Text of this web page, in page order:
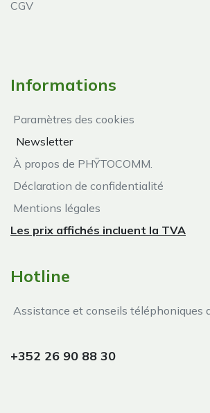
CGV
Informations
Paramètres des cookies
Newsletter
À propos de PHŸTOCOMM.
Déclaration de confidentialité
Mentions légales
Les prix affichés incluent la TVA
Hotline
Assistance et conseils téléphoniques
+352 26 90 88 30